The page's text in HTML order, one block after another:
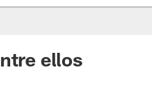
ellos